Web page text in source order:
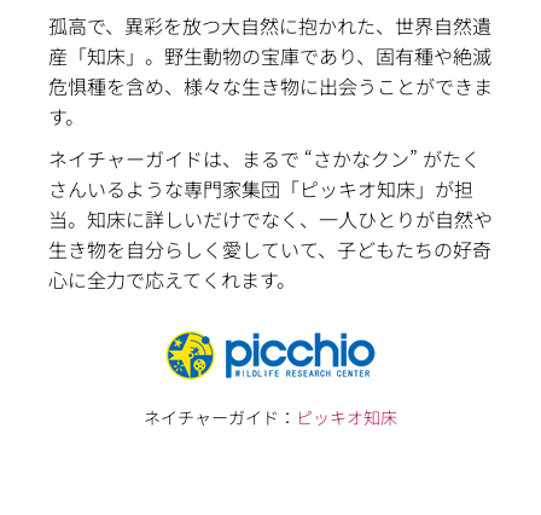
孤高で、異彩を放つ大自然に抱かれた、世界自然遺
産「知床」。野生動物の宝庫であり、 固有種や絶滅
危惧種を含め、様々な生き物に出会うことができま
す。
ネイチャーガイドは、まるで “さかなクン” がたく
さんいるような専門家集団「ピッキオ知床」が担
当。知床に詳しいだけでなく、一人ひとりが自然や
生き物を自分らしく愛していて、子どもたちの好奇
心に全力で応えてくれます。
ネイチャーガイド： ピッキオ知床